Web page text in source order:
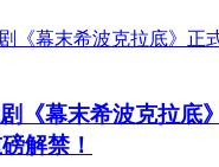
《幕末希波克拉底
解禁！